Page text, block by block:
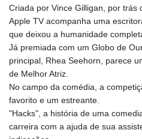
Criada por Vince Gilligan, por trás
Apple TV acompanha uma
que deixou a humanidade
Já premiada com um Globo de
principal, Rhea Seehorn, parece
de Melhor Atriz.
No campo da comédia, a
favorito e um estreante.
"Hacks", a história de uma
carreira com a ajuda de sua